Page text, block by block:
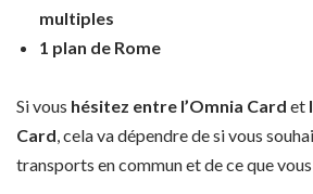
multiples
1 plan de Rome
Si vous hésitez entre l’Omnia Card et
Card, cela va dépendre de si vous
transports en commun et de ce que